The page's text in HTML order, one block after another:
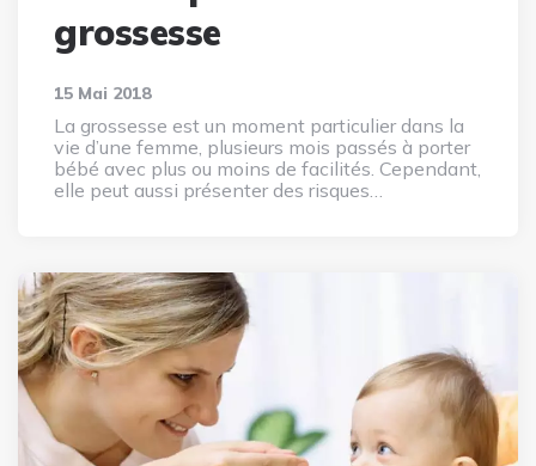
grossesse
15 Mai 2018
La grossesse est un moment particulier dans la
vie d’une femme, plusieurs mois passés à porter
bébé avec plus ou moins de facilités. Cependant,
elle peut aussi présenter des risques…